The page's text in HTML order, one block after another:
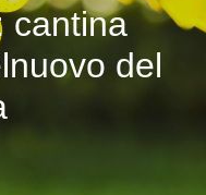
cantina
del